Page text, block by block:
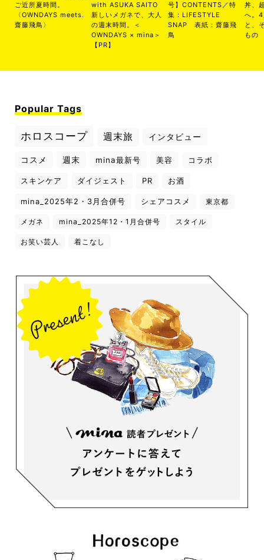
ご近所夏時間。
〈OWNDAYS meets.
齋藤飛鳥〉
with ASUKA SAITO
新しいメガネで、大人
の週末時間。＜
OWNDAYS × mina＞
【PR】
号】CONTENTS／特
集：LIFESTYLE
SNAP 表紙：齋藤飛
鳥
丼、
へ。
と、
もの
Popular Tags
ホロスコープ 週末旅 インタビュー
コスメ 週末 mina最新号 美容 コラボ
スキンケア ダイジェスト PR お酒
mina_2025年2・3月合併号 シェアコスメ 東京都
メガネ mina_2025年12・1月合併号 スタイル
お笑い芸人 着こなし